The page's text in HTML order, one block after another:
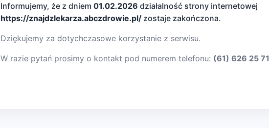
Informujemy, że z dniem 01.02.2026 działalność strony internetowej
https://znajdzlekarza.abczdrowie.pl/ zostaje zakończona.
Dziękujemy za dotychczasowe korzystanie z serwisu.
W razie pytań prosimy o kontakt pod numerem telefonu: (61) 626 25 71